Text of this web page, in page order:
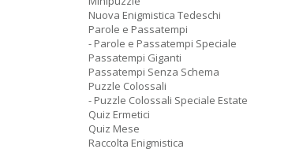
Nuova Enigmistica Tedeschi
Parole e Passatempi
- Parole e Passatempi Speciale
Passatempi Giganti
Passatempi Senza Schema
Puzzle Colossali
- Puzzle Colossali Speciale Estate
Quiz Ermetici
Quiz Mese
Raccolta Enigmistica